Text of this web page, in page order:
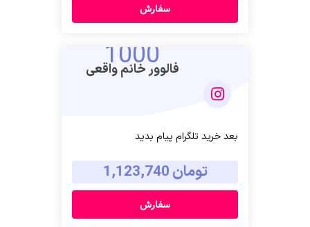
سفارش
1000
فالوور خانم واقعی
بعد خرید تلگرام پیام بدید
تومان 1,123,740
سفارش